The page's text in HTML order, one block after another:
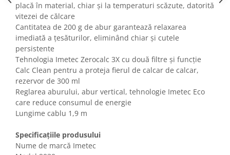
Cutii, curele si accesorii ceasuri
Genti si accesorii barbati
Genti si accesorii femei
Imbracaminte barbati
Imbracaminte femei
Imbracaminte si Incaltaminte copii
Incaltaminte barbati
Incaltaminte femei
Ochelari de soare
Gaming, Carti & Birotica
placă în material, chiar și la temperaturi scăzute, datorită
vitezei de călcare
Cantitatea de 200 g de abur garantează relaxarea
imediată a țesăturilor, eliminând chiar și cutele
persistente
Tehnologia Imetec Zerocalc 3X cu două filtre și funcție
Calc Clean pentru a proteja fierul de calcar de calcar,
rezervor de 300 ml
Reglarea aburului, abur vertical, tehnologie Imetec Eco
care reduce consumul de energie
Lungime cablu 1,9 m
Specificațiile produsului
Nume de marcă Imetec